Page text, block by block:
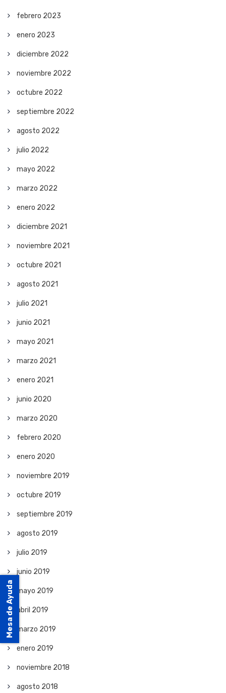
febrero 2023
enero 2023
diciembre 2022
noviembre 2022
octubre 2022
septiembre 2022
agosto 2022
julio 2022
mayo 2022
marzo 2022
enero 2022
diciembre 2021
noviembre 2021
octubre 2021
agosto 2021
julio 2021
junio 2021
mayo 2021
marzo 2021
enero 2021
junio 2020
marzo 2020
febrero 2020
enero 2020
noviembre 2019
octubre 2019
septiembre 2019
agosto 2019
julio 2019
junio 2019
mayo 2019
abril 2019
marzo 2019
enero 2019
noviembre 2018
agosto 2018
Mesa de Ayuda